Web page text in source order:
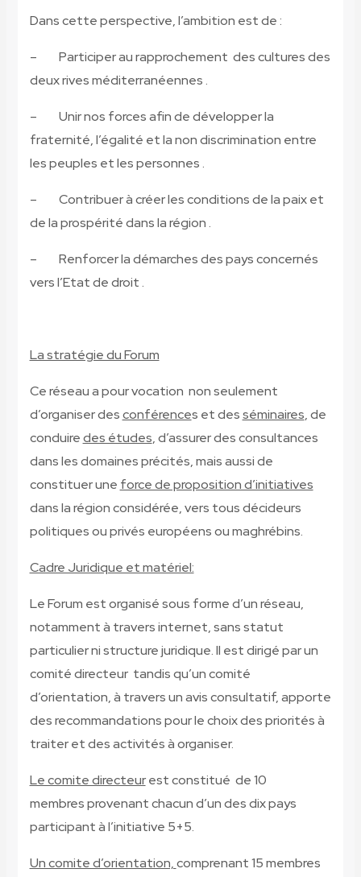
Dans cette perspective, l’ambition est de :
– Participer au rapprochement des cultures des
deux rives méditerranéennes .
– Unir nos forces afin de développer la
fraternité, l’égalité et la non discrimination entre
les peuples et les personnes .
– Contribuer à créer les conditions de la paix et
de la prospérité dans la région .
– Renforcer la démarches des pays concernés
vers l’Etat de droit .
La stratégie du Forum
Ce réseau a pour vocation non seulement
d’organiser desconférences et desséminaires, de
conduiredes études, d’assurer des consultances
dans les domaines précités, mais aussi de
constituer une force de proposition d’initiatives
dans la région considérée, vers tous décideurs
politiques ou privés européens ou maghrébins.
Cadre Juridique et matériel:
Le Forum est organisé sous forme d’un réseau,
notamment à travers internet, sans statut
particulier ni structure juridique. Il est dirigé par un
comité directeur tandis qu’un comité
d’orientation, à travers un avis consultatif, apporte
des recommandations pour le choix des priorités à
traiter et des activités à organiser.
Le comite directeurest constitué de 10
membres provenant chacun d’un des dix pays
participant à l’initiative 5+5.
Un comite d’orientation,comprenant 15 membres